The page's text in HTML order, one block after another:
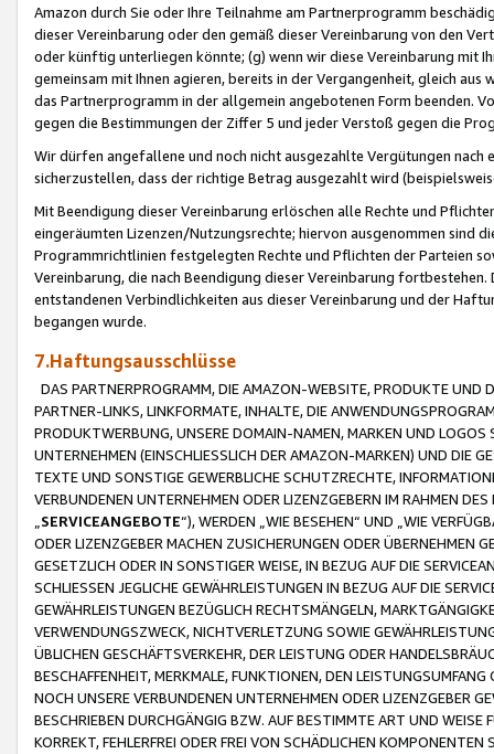
Amazon durch Sie oder Ihre Teilnahme am Partnerprogramm
dieser Vereinbarung oder den gemäß dieser Vereinbarung von den
oder künftig unterliegen könnte; (g) wenn wir diese Vereinbarung mit
gemeinsam mit Ihnen agieren, bereits in der Vergangenheit, gleich
das Partnerprogramm in der allgemein angebotenen Form beenden.
gegen die Bestimmungen der Ziffer 5 und jeder Verstoß gegen die
Wir dürfen angefallene und noch nicht ausgezahlte Vergütungen
sicherzustellen, dass der richtige Betrag ausgezahlt wird
Mit Beendigung dieser Vereinbarung erlöschen alle Rechte und
eingeräumten Lizenzen/Nutzungsrechte; hiervon ausgenommen sind
Programmrichtlinien festgelegten Rechte und Pflichten der Parteien
Vereinbarung, die nach Beendigung dieser Vereinbarung
entstandenen Verbindlichkeiten aus dieser Vereinbarung und der
begangen wurde.
7.Haftungsausschlüsse
DAS PARTNERPROGRAMM, DIE AMAZON-WEBSITE, PRODUKTE UND
PARTNER-LINKS, LINKFORMATE, INHALTE, DIE
PRODUKTWERBUNG, UNSERE DOMAIN-NAMEN, MARKEN UND
UNTERNEHMEN (EINSCHLIESSLICH DER AMAZON-MARKEN) UND DIE
TEXTE UND SONSTIGE GEWERBLICHE SCHUTZRECHTE,
VERBUNDENEN UNTERNEHMEN ODER LIZENZGEBERN IM RAHMEN
SERVICEANGEBOTE“), WERDEN „WIE BESEHEN“ UND „WIE
ODER LIZENZGEBER MACHEN ZUSICHERUNGEN ODER ÜBERNEHMEN
GESETZLICH ODER IN SONSTIGER WEISE, IN BEZUG AUF DIE
SCHLIESSEN JEGLICHE GEWÄHRLEISTUNGEN IN BEZUG AUF DIE
GEWÄHRLEISTUNGEN BEZÜGLICH RECHTSMÄNGELN,
VERWENDUNGSZWECK, NICHTVERLETZUNG SOWIE
ÜBLICHEN GESCHÄFTSVERKEHR, DER LEISTUNG ODER
BESCHAFFENHEIT, MERKMALE, FUNKTIONEN, DEN
NOCH UNSERE VERBUNDENEN UNTERNEHMEN ODER LIZENZGEBER
BESCHRIEBEN DURCHGÄNGIG BZW. AUF BESTIMMTE ART UND
KORREKT, FEHLERFREI ODER FREI VON SCHÄDLICHEN